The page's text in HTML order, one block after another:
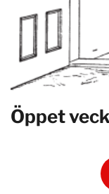
Öppet